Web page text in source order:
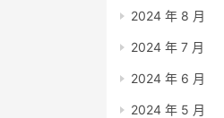
2024 年 8 月
2024 年 7 月
2024 年 6 月
2024 年 5 月